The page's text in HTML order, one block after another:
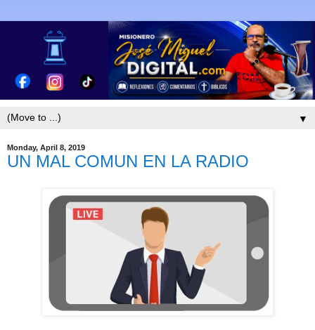
▼
Monday, April 8, 2019
UN MAL COMUN EN LA RADIO